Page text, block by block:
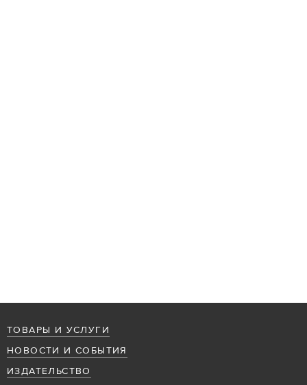
ТОВАРЫ И УСЛУГИ
НОВОСТИ И СОБЫТИЯ
ИЗДАТЕЛЬСТВО